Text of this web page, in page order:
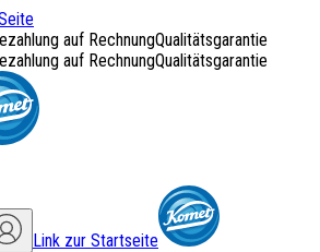
auf RechnungQualitätsgarantie
auf RechnungQualitätsgarantie
Link zur Startseite